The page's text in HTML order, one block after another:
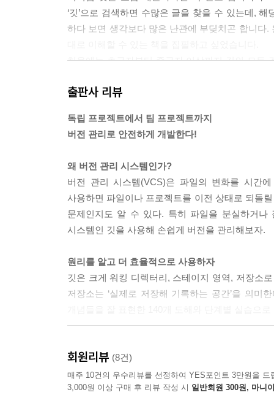
__11.2.2 자식 저장소 생성
11.3 서브모듈 추가
__11.3.1 저장소 연결
__11.4.1 모듈 저장소
__11.4.2 모듈 상태
__11.4.3 모듈 커밋
11.5 자식 저장소 갱신
__11.5.1 자식 저장소
__11.5.2 자식 저장소 갱신
__11.5.3 자식 저장소 작업
__11.5.4 부모 저장소 적용
11.6 부모 저장소 복제
__11.6.1 부모 저장소 복제
__11.6.2 모듈 업데이트
11.8 정리
12장 고급 기능
‘깃’으로 검색하면 수많은 글을 찾을 수 있는데,
하다 보면 생각보다 많은 난관에 부딪치곤 합니다
처음에는 초급자부터 중급자 이상까지 깃의 모든
힐 수 있게 하고자 노력했습니다.
출판사 리뷰
독립 프로젝트에서 팀 프로젝트까지
버전 관리로 안전하게 개발한다!
왜 버전 관리 시스템인가?
버전 관리 시스템(VCS)은 파일의 변화를 시간
사용하면 파일이나 프로젝트를 이전 상태로 되돌
문제인지도 알 수 있다. 특히 파일을 분실하거
시스템인 깃을 사용해 손쉽게 버전을 관리해보자.
원리를 알고 더 효율적으로 사용하자
깃은 크게 워킹 디렉터리, 스테이지 영역, 저장소
저장소는 ‘실제로 저장해 기록하는 공간’을 의
설치부터 커밋, 브랜치, 임시 처리, 병합, 복귀,
단계별로 실습해볼 수 있다. 깃 명령어와 소스트
회원리뷰 (8건)
매주 10건의 우수리뷰를 선정하여 YES포인트 3만원을 드
3,000원 이상 구매 후 리뷰 작성 시 일반회원 300원, 마니